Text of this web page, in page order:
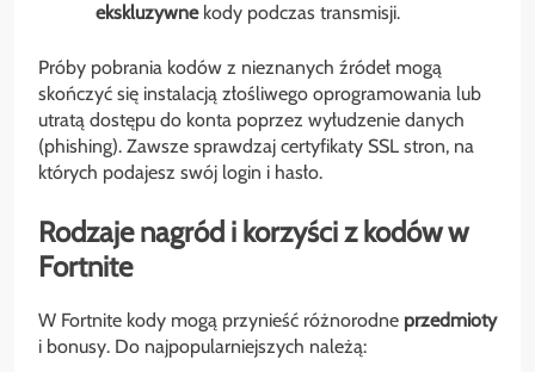
ekskluzywnekody podczas transmisji.
Próby pobrania kodów z nieznanych źródeł mogą
skończyć się instalacją złośliwego oprogramowania lub
utratą dostępu do konta poprzez wyłudzenie danych
(phishing). Zawsze sprawdzaj certyfikaty SSL stron, na
których podajesz swój login i hasło.
Rodzaje nagród i korzyści z kodów w
Fortnite
W Fortnite kody mogą przynieść różnorodne przedmioty
i bonusy. Do najpopularniejszych należą: